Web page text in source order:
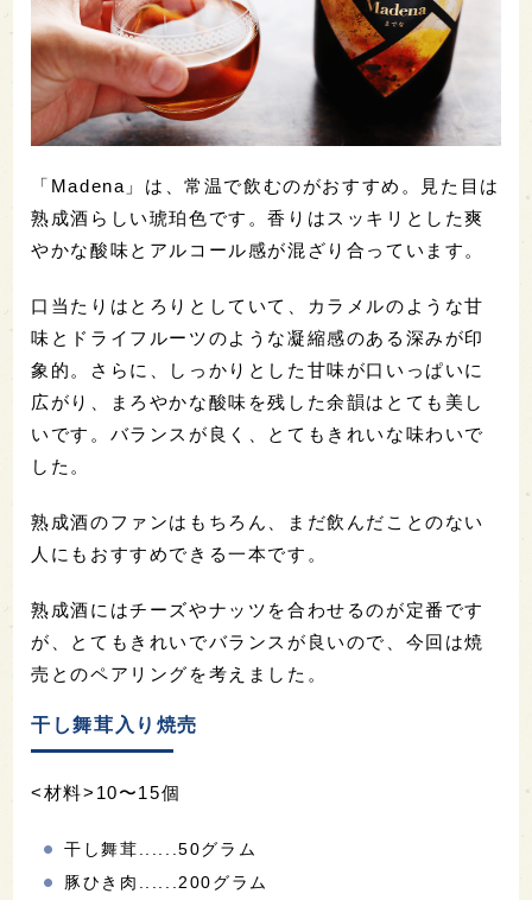
「Madena」は、常温で飲むのがおすすめ。見た目は
熟成酒らしい琥珀色です。香りはスッキリとした爽
やかな酸味とアルコール感が混ざり合っています。
口当たりはとろりとしていて、カラメルのような甘
味とドライフルーツのような凝縮感のある深みが印
象的。さらに、しっかりとした甘味が口いっぱいに
広がり、まろやかな酸味を残した余韻はとても美し
いです。バランスが良く、とてもきれいな味わいで
した。
熟成酒のファンはもちろん、まだ飲んだことのない
人にもおすすめできる一本です。
熟成酒にはチーズやナッツを合わせるのが定番です
が、とてもきれいでバランスが良いので、今回は焼
売とのペアリングを考えました。
干し舞茸入り焼売
<材料>10〜15個
干し舞茸......50グラム
豚ひき肉......200グラム